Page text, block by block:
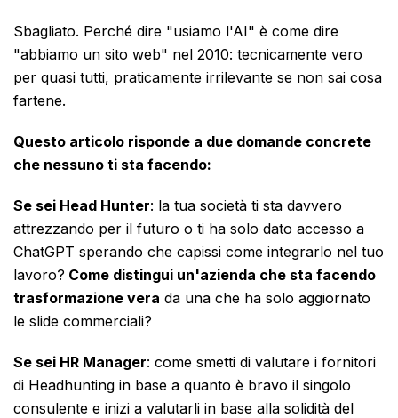
Sbagliato. Perché dire "usiamo l'AI" è come dire
"abbiamo un sito web" nel 2010: tecnicamente vero
per quasi tutti, praticamente irrilevante se non sai cosa
fartene.
Questo articolo risponde a due domande concrete
che nessuno ti sta facendo:
Se sei Head Hunter: la tua società ti sta davvero
attrezzando per il futuro o ti ha solo dato accesso a
ChatGPT sperando che capissi come integrarlo nel tuo
lavoro? Come distingui un'azienda che sta facendo
trasformazione vera da una che ha solo aggiornato
le slide commerciali?
Se sei HR Manager: come smetti di valutare i fornitori
di Headhunting in base a quanto è bravo il singolo
consulente e inizi a valutarli in base alla solidità del